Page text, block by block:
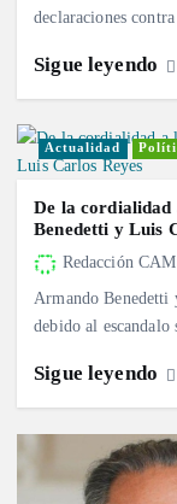
declaraciones
Sigue leyendo
Actualidad
De la cordialidad
Benedetti y Luis
Redacción CAM
Armando Benedetti
debido al
Sigue leyendo